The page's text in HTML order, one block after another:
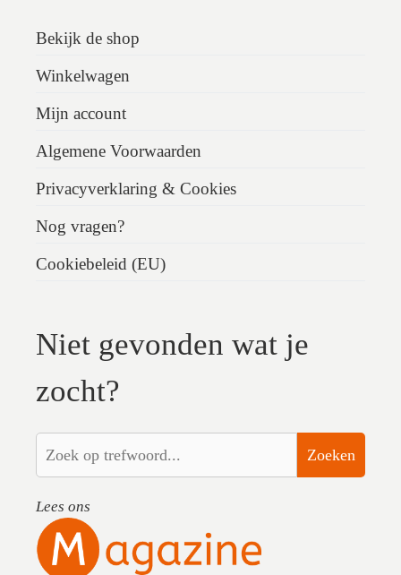
Bekijk de shop
Winkelwagen
Mijn account
Algemene Voorwaarden
Privacyverklaring & Cookies
Nog vragen?
Cookiebeleid (EU)
Niet gevonden wat je
zocht?
Zoeken
Lees ons